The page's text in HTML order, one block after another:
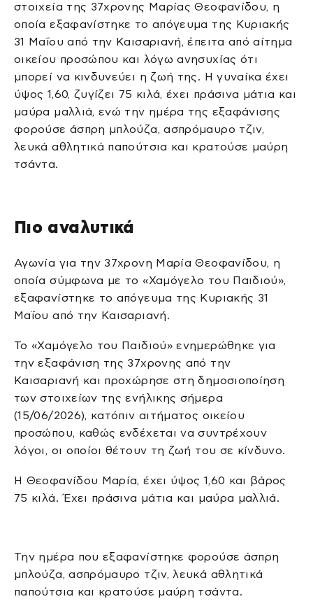
στοιχεία της 37χρονης Μαρίας Θεοφανίδου, η
οποία εξαφανίστηκε το απόγευμα της Κυριακής
31 Μαΐου από την Καισαριανή, έπειτα από αίτημα
οικείου προσώπου και λόγω ανησυχίας ότι
μπορεί να κινδυνεύει η ζωή της. Η γυναίκα έχει
ύψος 1,60, ζυγίζει 75 κιλά, έχει πράσινα μάτια και
μαύρα μαλλιά, ενώ την ημέρα της εξαφάνισης
φορούσε άσπρη μπλούζα, ασπρόμαυρο τζιν,
λευκά αθλητικά παπούτσια και κρατούσε μαύρη
τσάντα.
Πιο αναλυτικά
Αγωνία για την 37χρονη Μαρία Θεοφανίδου, η
οποία σύμφωνα με το «Χαμόγελο του Παιδιού»,
εξαφανίστηκε το απόγευμα της Κυριακής 31
Μαΐου από την Καισαριανή.
Το «Χαμόγελο του Παιδιού» ενημερώθηκε για
την εξαφάνιση της 37χρονης από την
Καισαριανή και προχώρησε στη δημοσιοποίηση
των στοιχείων της ενήλικης σήμερα
(15/06/2026), κατόπιν αιτήματος οικείου
προσώπου, καθώς ενδέχεται να συντρέχουν
λόγοι, οι οποίοι θέτουν τη ζωή του σε κίνδυνο.
Η Θεοφανίδου Μαρία, έχει ύψος 1,60 και βάρος
75 κιλά. Έχει πράσινα μάτια και μαύρα μαλλιά.
Την ημέρα που εξαφανίστηκε φορούσε άσπρη
μπλούζα, ασπρόμαυρο τζιν, λευκά αθλητικά
παπούτσια και κρατούσε μαύρη τσάντα.